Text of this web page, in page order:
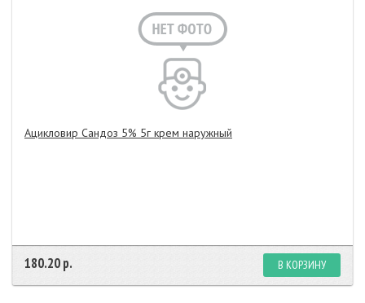
Ацикловир Сандоз 5% 5г крем наружный
180.20 р. В КОРЗИНУ